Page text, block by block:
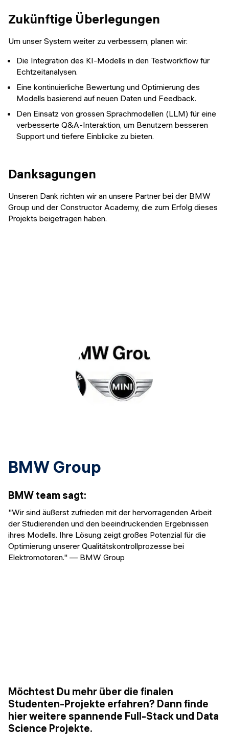
Zukünftige Überlegungen
Um unser System weiter zu verbessern, planen wir:
Die Integration des KI-Modells in den Testworkflow für
Echtzeitanalysen.
Eine kontinuierliche Bewertung und Optimierung des
Modells basierend auf neuen Daten und Feedback.
Den Einsatz von grossen Sprachmodellen (LLM) für eine
verbesserte Q&A-Interaktion, um Benutzern besseren
Support und tiefere Einblicke zu bieten.
Danksagungen
Unseren Dank richten wir an unsere Partner bei der BMW
Group und der Constructor Academy, die zum Erfolg dieses
Projekts beigetragen haben.
BMW Group
BMW team sagt:
"Wir sind äußerst zufrieden mit der hervorragenden Arbeit
der Studierenden und den beeindruckenden Ergebnissen
ihres Modells. Ihre Lösung zeigt großes Potenzial für die
Optimierung unserer Qualitätskontrollprozesse bei
Elektromotoren." — BMW Group
Möchtest Du mehr über die finalen
Studenten-Projekte erfahren? Dann finde
hier weitere spannende Full-Stack und Data
Science Projekte.